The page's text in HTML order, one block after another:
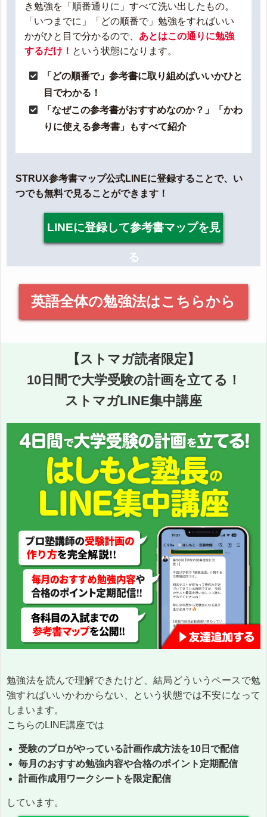
き勉強を「順番通りに」すべて洗い出したもの。
「いつまでに」「どの順番で」勉強をすればいい
かがひと目で分かるので、 あとはこの通りに勉強
するだけ！ という状態になります。
「どの順番で」参考書に取り組めばいいかひと
目でわかる！
「なぜこの参考書がおすすめなのか？」「かわ
りに使える参考書」もすべて紹介
STRUX参考書マップ公式LINEに登録することで、い
つでも無料で見ることができます！
LINEに登録して参考書マップを見
る
英語全体の勉強法はこちらから
【ストマガ読者限定】
10日間で大学受験の計画を立てる！
ストマガLINE集中講座
勉強法を読んで理解できたけど、結局どういうペースで勉
強すればいいかわからない、という状態では不安になって
しまいます。
こちらのLINE講座では
受験のプロがやっている計画作成方法を10日で配信
毎月のおすすめ勉強内容や合格のポイント定期配信
計画作成用ワークシートを限定配信
しています。